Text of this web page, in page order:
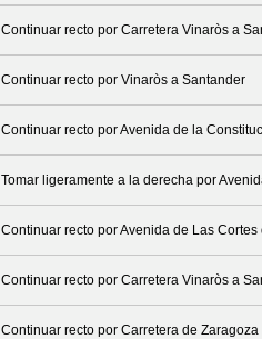
Continuar recto por Carretera Vinaròs a
Continuar recto por Vinaròs a Santander
Continuar recto por Avenida de la
Tomar ligeramente a la derecha por
Continuar recto por Avenida de Las Cortes
Continuar recto por Carretera Vinaròs a
Continuar recto por Carretera de Zaragoza